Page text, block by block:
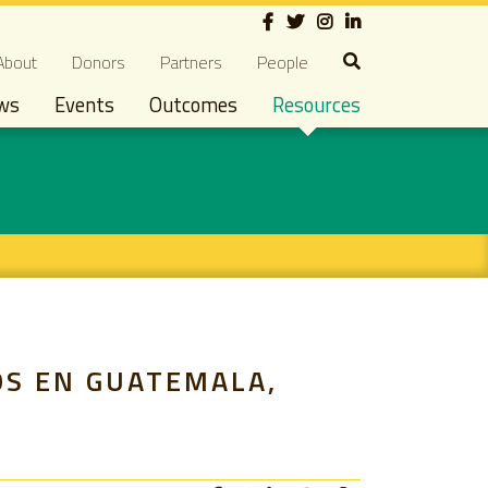
Social
navigation
Donors Partners People
Events Outcomes Resources
EN GUATEMALA,